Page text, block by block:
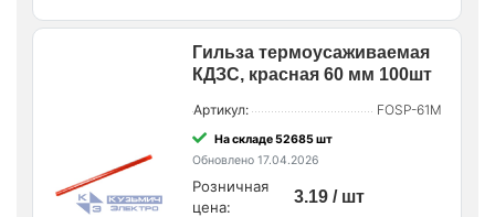
Гильза термоусаживаемая
КДЗС, красная 60 мм 100шт
Артикул: FOSP-61M
На складе 52685 шт
Обновлено 17.04.2026
Розничная
цена:
3.19 / шт